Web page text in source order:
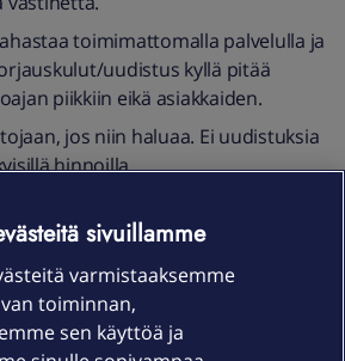
toimimattomalla palvelulla ja
uudistus kyllä pitää
piikkiin eikä asiakkaiden.
jos niin haluaa. Ei uudistuksia
hinnoilla.
ALOITTAJA Forum|Forum|2 years ago
sivuillamme
varmistaaksemme
toiminnan,
sen käyttöä ja